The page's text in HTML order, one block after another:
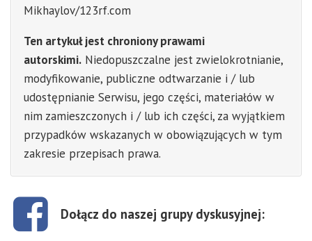
Mikhaylov/123rf.com
Ten artykuł jest chroniony prawami
autorskimi. Niedopuszczalne jest zwielokrotnianie,
modyfikowanie, publiczne odtwarzanie i / lub
udostępnianie Serwisu, jego części, materiałów w
nim zamieszczonych i / lub ich części, za wyjątkiem
przypadków wskazanych w obowiązujących w tym
zakresie przepisach prawa.
Dołącz do naszej grupy dyskusyjnej: